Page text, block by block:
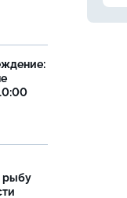
рыбу